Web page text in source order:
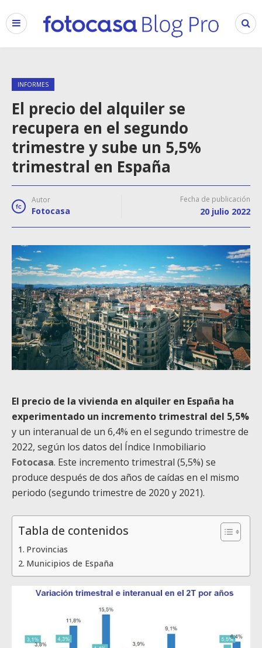
INFORMES
El precio del alquiler se
recupera en el segundo
trimestre y sube un 5,5%
trimestral en España
Autor
Fotocasa
Fecha de publicación
20 julio 2022
El precio de la vivienda en alquiler en España ha
experimentado un incremento trimestral del 5,5%
y un interanual de un 6,4% en el segundo trimestre de
2022, según los datos del Índice Inmobiliario
Fotocasa. Este incremento trimestral (5,5%) se
produce después de dos años de caídas en el mismo
periodo (segundo trimestre de 2020 y 2021).
Tabla de contenidos
Provincias
Municipios de España